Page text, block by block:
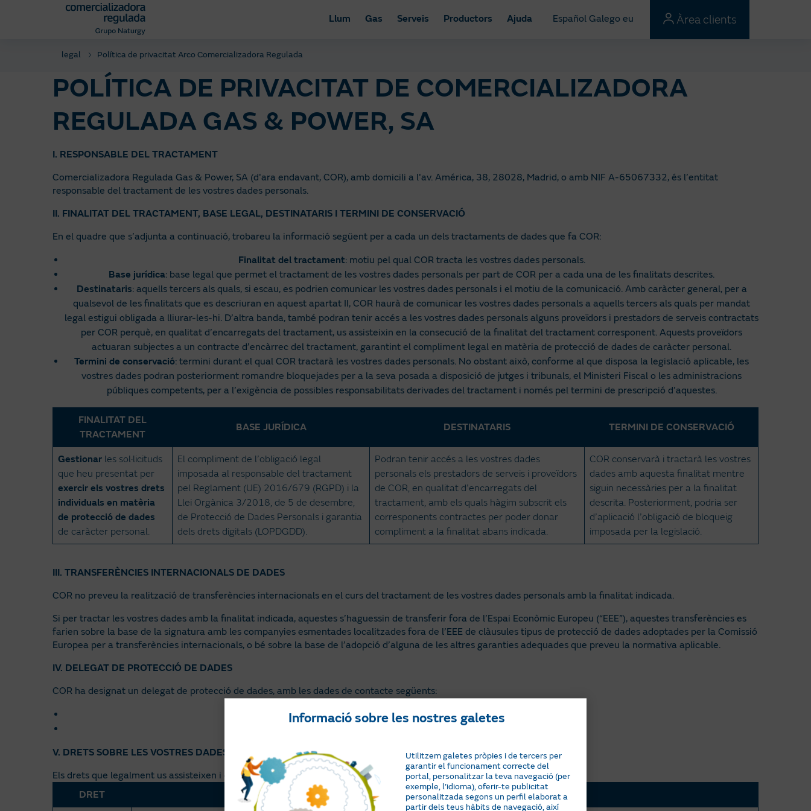
Pasar
contenido
principal
Llum Gas Serveis Productors Ajuda Español Galego eu Àrea clients
legal Política de privacitat Arco Comercializadora Regulada
POLÍTICA DE PRIVACITAT DE COMERCIALIZADORA
REGULADA GAS & POWER, SA
I. RESPONSABLE DEL TRACTAMENT
Comercializadora Regulada Gas & Power, SA (d'ara endavant, COR), amb domicili a l'av. América, 38, 28028, Madrid, o amb NIF A-65067332, és l’entitat
responsable del tractament de les vostres dades personals.
II. FINALITAT DEL TRACTAMENT, BASE LEGAL, DESTINATARIS I TERMINI DE CONSERVACIÓ
En el quadre que s’adjunta a continuació, trobareu la informació següent per a cada un dels tractaments de dades que fa COR:
Finalitat del tractament: motiu pel qual COR tracta les vostres dades personals.
Base jurídica: base legal que permet el tractament de les vostres dades personals per part de COR per a cada una de les finalitats descrites.
Destinataris: aquells tercers als quals, si escau, es podrien comunicar les vostres dades personals i el motiu de la comunicació. Amb caràcter general, per a
qualsevol de les finalitats que es descriuran en aquest apartat II, COR haurà de comunicar les vostres dades personals a aquells tercers als quals per mandat
legal estigui obligada a lliurar-les-hi. D’altra banda, també podran tenir accés a les vostres dades personals alguns proveïdors i prestadors de serveis contractats
per COR perquè, en qualitat d’encarregats del tractament, us assisteixin en la consecució de la finalitat del tractament corresponent. Aquests proveïdors
actuaran subjectes a un contracte d’encàrrec del tractament, garantint el compliment legal en matèria de protecció de dades de caràcter personal.
Termini de conservació: termini durant el qual COR tractarà les vostres dades personals. No obstant això, conforme al que disposa la legislació aplicable, les
vostres dades podran posteriorment romandre bloquejades per a la seva posada a disposició de jutges i tribunals, el Ministeri Fiscal o les administracions
públiques competents, per a l’exigència de possibles responsabilitats derivades del tractament i només pel termini de prescripció d’aquestes.
FINALITAT DEL
TRACTAMENT
BASE JURÍDICA DESTINATARIS TERMINI DE CONSERVACIÓ
Gestionar les sol·licituds
que heu presentat per
exercir els vostres drets
individuals en matèria
de protecció de dades
de caràcter personal.
El compliment de l’obligació legal
imposada al responsable del tractament
pel Reglament (UE) 2016/679 (RGPD) i la
Llei Orgànica 3/2018, de 5 de desembre,
de Protecció de Dades Personals i garantia
dels drets digitals (LOPDGDD).
Podran tenir accés a les vostres dades
personals els prestadors de serveis i proveïdors
de COR, en qualitat d’encarregats del
tractament, amb els quals hàgim subscrit els
corresponents contractes per poder donar
compliment a la finalitat abans indicada.
COR conservarà i tractarà les vostres
dades amb aquesta finalitat mentre
siguin necessàries per a la finalitat
descrita. Posteriorment, podria ser
d’aplicació l’obligació de bloqueig
imposada per la legislació.
III. TRANSFERÈNCIES INTERNACIONALS DE DADES
COR no preveu la realització de transferències internacionals en el curs del tractament de les vostres dades personals amb la finalitat indicada.
Si per tractar les vostres dades amb la finalitat indicada, aquestes s’haguessin de transferir fora de l’Espai Econòmic Europeu (“EEE”), aquestes transferències es
farien sobre la base de la signatura amb les companyies esmentades localitzades fora de l’EEE de clàusules tipus de protecció de dades adoptades per la Comissió
Europea per a transferències internacionals, o bé sobre la base de l’adopció d’alguna de les altres garanties adequades que preveu la normativa aplicable.
IV. DELEGAT DE PROTECCIÓ DE DADES
COR ha designat un delegat de protecció de dades, amb les dades de contacte següents:
Adreça postal: Av. América, 38, CP 28028, Madrid
dpd-dpo@naturgy.com
V. DRETS SOBRE LES VOSTRES DADES PERSONALS
Els drets que legalment us assisteixen i que podreu exercir, quan escaigui, són els següents:
DRET
CONTINGUT
Informació sobre les nostres galetes
Utilitzem galetes pròpies i de tercers per
garantir el funcionament correcte del
portal, personalitzar la teva navegació (per
exemple, l’idioma), oferir-te publicitat
personalitzada segons un perfil elaborat a
partir dels teus hàbits de navegació, així